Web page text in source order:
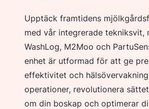
Upptäck framtidens
med vår integrerade tekniksvit,
WashLog, M2Moo och
enhet är utformad för att ge
effektivitet och
operationer, revolutionera
om din boskap och optimerar